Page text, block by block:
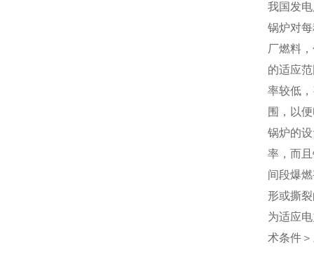
我国发
锅炉对
厂燃料
的适应
率较低
围，以
锅炉的
率，而
间段爆
形或撕
为适应
术条件